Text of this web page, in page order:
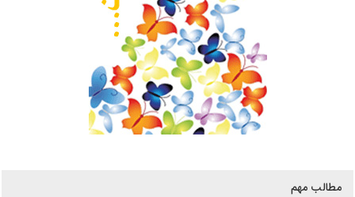
مطالب مهم